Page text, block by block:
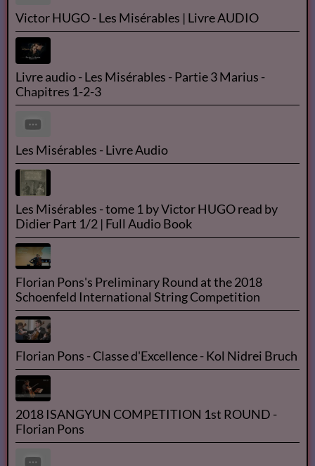
Les Misérables de Victor Hugo audio France culture
N°1/14
Les Misérables tome 1 ( Fantine ) de Victor Hugo -
livre audio français + texte intégrale -
Victor HUGO - Les Misérables | Livre AUDIO
Livre audio - Les Misérables - Partie 3 Marius -
Chapitres 1-2-3
Les Misérables - Livre Audio
Les Misérables - tome 1 by Victor HUGO read by
Didier Part 1/2 | Full Audio Book
Florian Pons's Preliminary Round at the 2018